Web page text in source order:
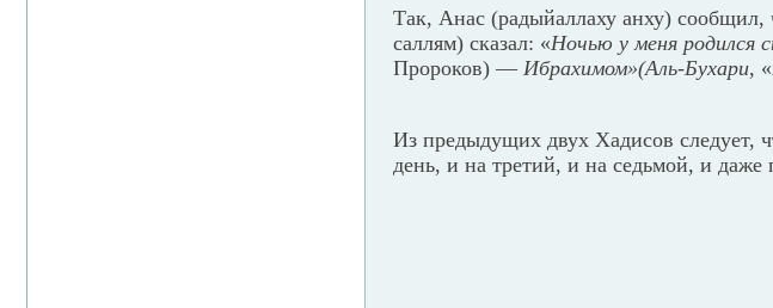
Так, Анас (радыйаллаху анху)
саллям) сказал: «Ночью у меня родился
Пророков) — Ибрахимом»(Аль-Бухари,
Из предыдущих двух Хадисов следует,
день, и на третий, и на седьмой, и